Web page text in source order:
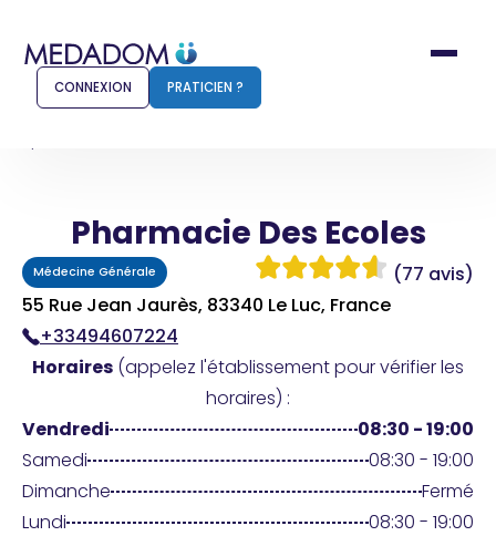
Comment ça marche ?
Pour les patients
Pharmacien
Connexion
Praticien ?
CONNEXION PRATICIEN ?
Pharmacie Des Ecoles
Médecine Générale
(77 avis)
55 Rue Jean Jaurès, 83340 Le Luc, France
+33494607224
Horaires (appelez l'établissement pour vérifier les
horaires) :
Vendredi
08:30 - 19:00
Samedi
08:30 - 19:00
Dimanche
Fermé
Lundi
08:30 - 19:00